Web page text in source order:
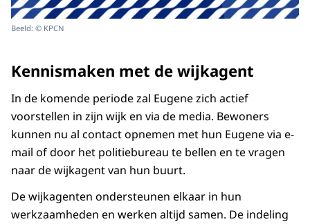
Beeld: © KPCN
Kennismaken met de wijkagent
In de komende periode zal Eugene zich actief
voorstellen in zijn wijk en via de media. Bewoners
kunnen nu al contact opnemen met hun Eugene via e-
mail of door het politiebureau te bellen en te vragen
naar de wijkagent van hun buurt.
De wijkagenten ondersteunen elkaar in hun
werkzaamheden en werken altijd samen. De indeling